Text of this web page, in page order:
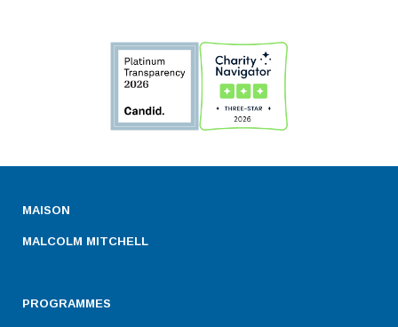
MAISON
MALCOLM MITCHELL
PROGRAMMES